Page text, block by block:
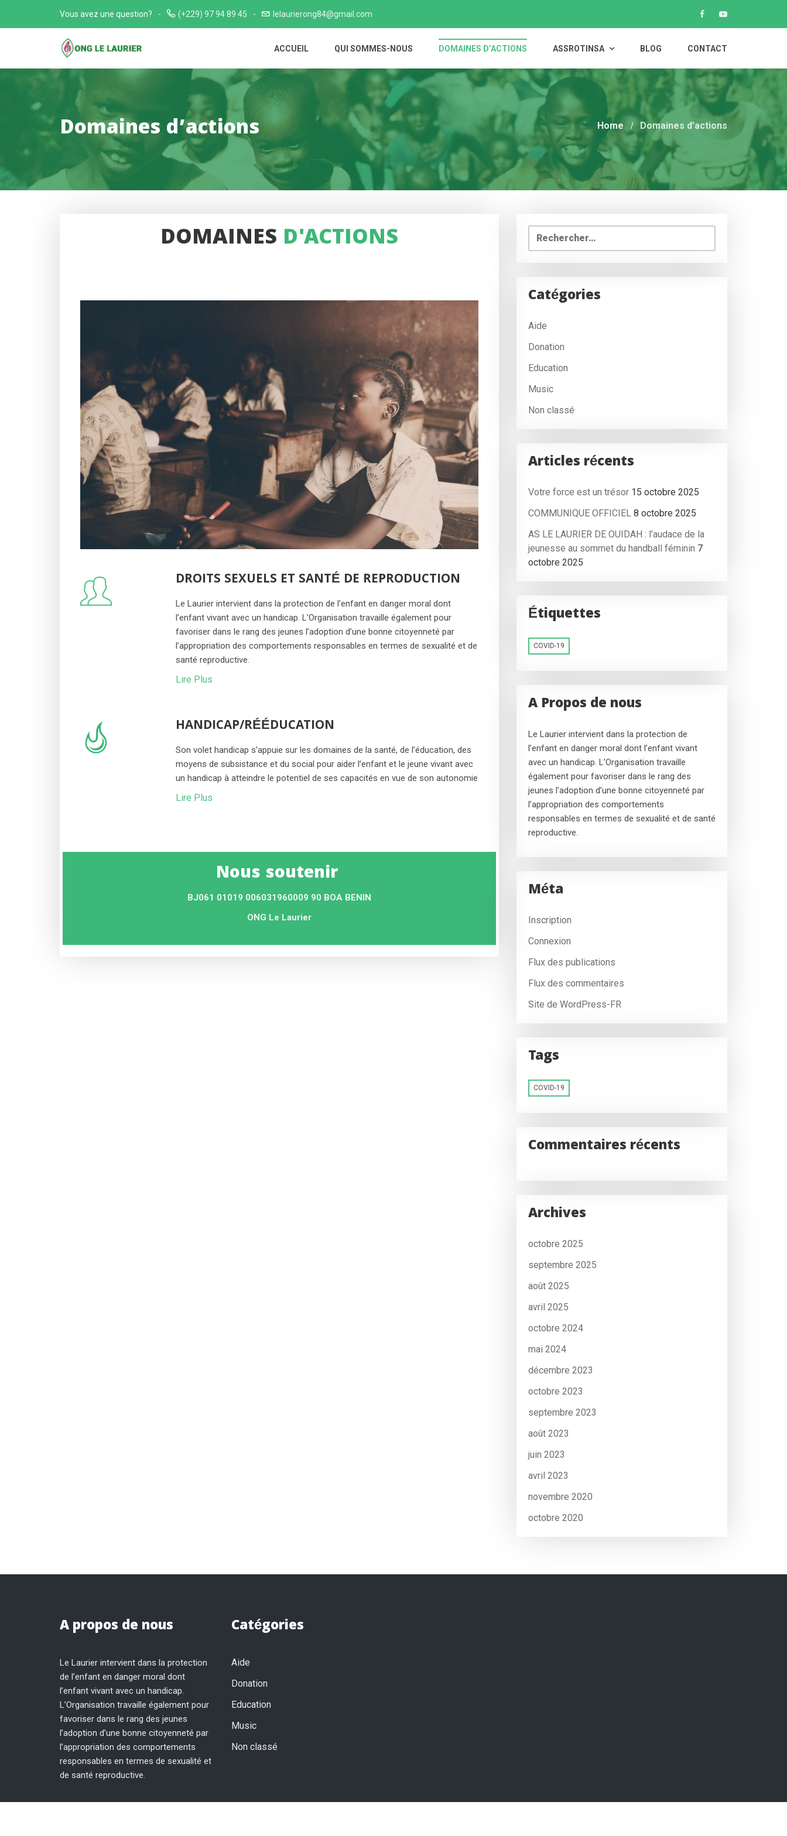
Vous avez une question? (+229) 97 94 89 45 lelaurierong84@gmail.com
ACCUEIL QUI SOMMES-NOUS DOMAINES D’ACTIONS ASSROTINSA BLOG CONTACT
Domaines d’actions Home Domaines d’actions
DOMAINES D'ACTIONS
DROITS SEXUELS ET SANTÉ DE REPRODUCTION
Le Laurier intervient dans la protection de l’enfant en danger moral dont
l’enfant vivant avec un handicap. L’Organisation travaille également pour
favoriser dans le rang des jeunes l’adoption d’une bonne citoyenneté par
l’appropriation des comportements responsables en termes de sexualité et de
santé reproductive.
Lire Plus
HANDICAP/RÉÉDUCATION
Son volet handicap s’appuie sur les domaines de la santé, de l’éducation, des
moyens de subsistance et du social pour aider l’enfant et le jeune vivant avec
un handicap à atteindre le potentiel de ses capacités en vue de son autonomie
Lire Plus
Nous soutenir
BJ061 01019 006031960009 90 BOA BENIN
ONG Le Laurier
Rechercher :
Catégories
Aide
Donation
Education
Music
Non classé
Articles récents
Votre force est un trésor 15 octobre 2025
COMMUNIQUE OFFICIEL 8 octobre 2025
AS LE LAURIER DE OUIDAH : l’audace de la
jeunesse au sommet du handball féminin 7
octobre 2025
Étiquettes
COVID-19
A Propos de nous
Le Laurier intervient dans la protection de
l’enfant en danger moral dont l’enfant vivant
avec un handicap. L’Organisation travaille
également pour favoriser dans le rang des
jeunes l’adoption d’une bonne citoyenneté par
l’appropriation des comportements
responsables en termes de sexualité et de santé
reproductive.
Méta
Inscription
Connexion
Flux des publications
Flux des commentaires
Site de WordPress-FR
Tags
COVID-19
Commentaires récents
Archives
octobre 2025
septembre 2025
août 2025
avril 2025
octobre 2024
mai 2024
décembre 2023
octobre 2023
septembre 2023
août 2023
juin 2023
avril 2023
novembre 2020
octobre 2020
A propos de nous
Le Laurier intervient dans la protection
de l’enfant en danger moral dont
l’enfant vivant avec un handicap.
L’Organisation travaille également pour
favoriser dans le rang des jeunes
l’adoption d’une bonne citoyenneté par
l’appropriation des comportements
responsables en termes de sexualité et
de santé reproductive.
Catégories
Aide
Donation
Education
Music
Non classé